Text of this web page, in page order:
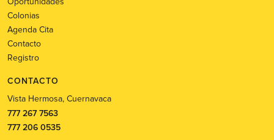
Colonias
Agenda Cita
Contacto
Registro
CONTACTO
Vista Hermosa, Cuernavaca
777 267 7563
777 206 0535